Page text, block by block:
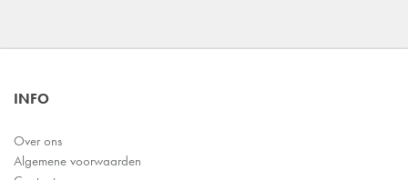
INFO
Over ons
Algemene voorwaarden